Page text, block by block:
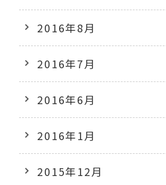
2016年8月
2016年7月
2016年6月
2016年1月
2015年12月